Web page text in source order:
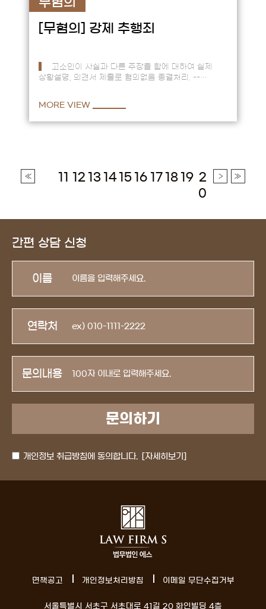
[무혐의] 강제 추행죄
고소인이 사실과 다른 주장을 함에 대하여 실제
상황설명, 의견서 제출로 혐의없음 종결처리. --
MORE VIEW
11 12 13 1415 16 17 18 19 2
0
간편 상담 신청
이름
연락처
문의내용
개인정보 취급방침에 동의합니다. [자세히보기]
면책공고 개인정보처리방침 이메일 무단수집거부
서울특별시 서초구 서초대로 41길 20 화인빌딩 4층